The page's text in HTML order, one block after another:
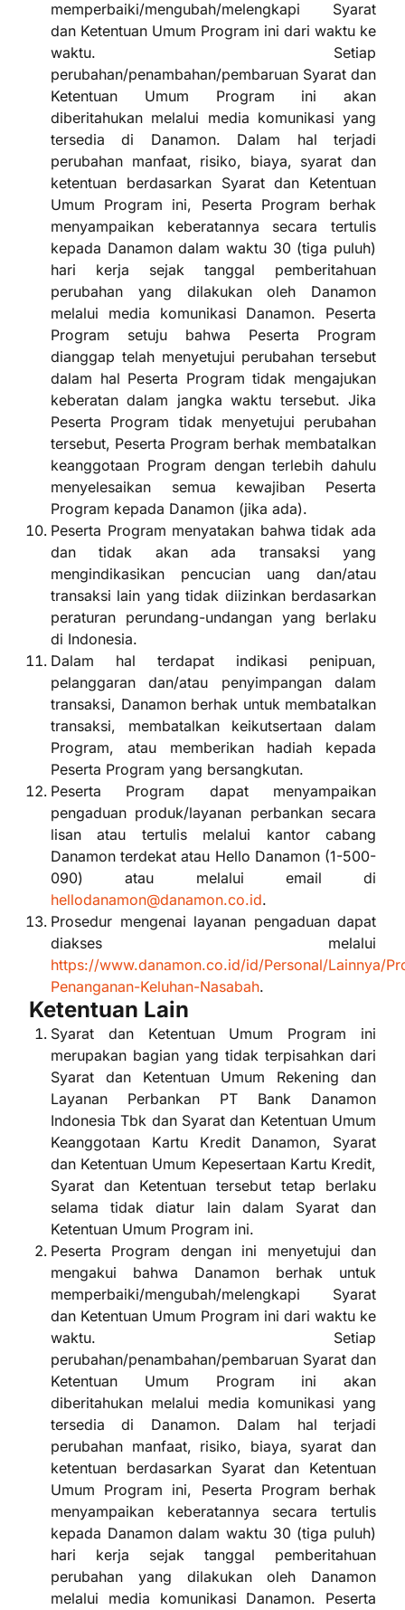
memperbaiki/mengubah/melengkapi Syarat
dan Ketentuan Umum Program ini dari waktu ke
waktu. Setiap
perubahan/penambahan/pembaruan Syarat dan
Ketentuan Umum Program ini akan
diberitahukan melalui media komunikasi yang
tersedia di Danamon. Dalam hal terjadi
perubahan manfaat, risiko, biaya, syarat dan
ketentuan berdasarkan Syarat dan Ketentuan
Umum Program ini, Peserta Program berhak
menyampaikan keberatannya secara tertulis
kepada Danamon dalam waktu 30 (tiga puluh)
hari kerja sejak tanggal pemberitahuan
perubahan yang dilakukan oleh Danamon
melalui media komunikasi Danamon. Peserta
Program setuju bahwa Peserta Program
dianggap telah menyetujui perubahan tersebut
dalam hal Peserta Program tidak mengajukan
keberatan dalam jangka waktu tersebut. Jika
Peserta Program tidak menyetujui perubahan
tersebut, Peserta Program berhak membatalkan
keanggotaan Program dengan terlebih dahulu
menyelesaikan semua kewajiban Peserta
Program kepada Danamon (jika ada).
Peserta Program menyatakan bahwa tidak ada
dan tidak akan ada transaksi yang
mengindikasikan pencucian uang dan/atau
transaksi lain yang tidak diizinkan berdasarkan
peraturan perundang-undangan yang berlaku
di Indonesia.
Dalam hal terdapat indikasi penipuan,
pelanggaran dan/atau penyimpangan dalam
transaksi, Danamon berhak untuk membatalkan
transaksi, membatalkan keikutsertaan dalam
Program, atau memberikan hadiah kepada
Peserta Program yang bersangkutan.
Peserta Program dapat menyampaikan
pengaduan produk/layanan perbankan secara
lisan atau tertulis melalui kantor cabang
Danamon terdekat atau Hello Danamon (1-500-
090) atau melalui email di
hellodanamon@danamon.co.id.
Prosedur mengenai layanan pengaduan dapat
diakses melalui
https://www.danamon.co.id/id/Personal/Lainnya/
Penanganan-Keluhan-Nasabah.
Ketentuan Lain
Syarat dan Ketentuan Umum Program ini
merupakan bagian yang tidak terpisahkan dari
Syarat dan Ketentuan Umum Rekening dan
Layanan Perbankan PT Bank Danamon
Indonesia Tbk dan Syarat dan Ketentuan Umum
Keanggotaan Kartu Kredit Danamon, Syarat
dan Ketentuan Umum Kepesertaan Kartu Kredit,
Syarat dan Ketentuan tersebut tetap berlaku
selama tidak diatur lain dalam Syarat dan
Ketentuan Umum Program ini.
Peserta Program dengan ini menyetujui dan
mengakui bahwa Danamon berhak untuk
memperbaiki/mengubah/melengkapi Syarat
dan Ketentuan Umum Program ini dari waktu ke
waktu. Setiap
perubahan/penambahan/pembaruan Syarat dan
Ketentuan Umum Program ini akan
diberitahukan melalui media komunikasi yang
tersedia di Danamon. Dalam hal terjadi
perubahan manfaat, risiko, biaya, syarat dan
ketentuan berdasarkan Syarat dan Ketentuan
Umum Program ini, Peserta Program berhak
menyampaikan keberatannya secara tertulis
kepada Danamon dalam waktu 30 (tiga puluh)
hari kerja sejak tanggal pemberitahuan
perubahan yang dilakukan oleh Danamon
melalui media komunikasi Danamon. Peserta